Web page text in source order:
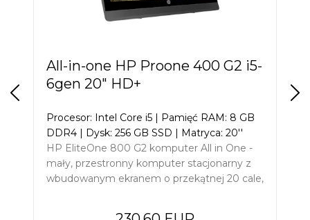
All-in-one HP Proone 400 G2 i5-
6gen 20" HD+
Procesor: Intel Core i5 | Pamięć RAM: 8 GB
DDR4 | Dysk: 256 GB SSD | Matryca: 20''
HP EliteOne 800 G2 komputer All in One -
mały, przestronny komputer stacjonarny z
wbudowanym ekranem o przekątnej 20 cale,